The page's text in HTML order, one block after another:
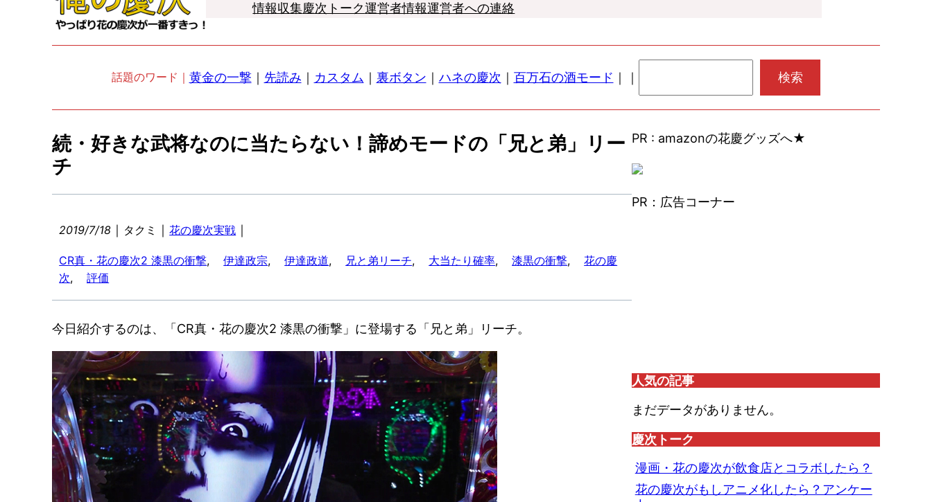
情報収集慶次トーク運営者情報運営者への連絡
話題のワード｜ 黄金の一撃｜ 先読み ｜ カスタム ｜ 裏ボタン ｜ ハネの慶次 ｜ 百万石の酒モード ｜ ｜ 検索
続・好きな武将なのに当たらない！諦めモードの「兄と弟」リー
チ
2019/7/18 ｜ タクミ ｜花の慶次実戦 ｜
CR真・花の慶次2 漆黒の衝撃, 伊達政宗, 伊達政道, 兄と弟リーチ, 大当たり確率, 漆黒の衝撃,
花の慶
次, 評価
今日紹介するのは、「CR真・花の慶次2 漆黒の衝撃」に登場する「兄と弟」リーチ。
PR : amazonの花慶グッズへ★
PR：広告コーナー
人気の記事
まだデータがありません。
慶次トーク
漫画・花の慶次が飲食店とコラボしたら？
花の慶次がもしアニメ化したら？アンケー